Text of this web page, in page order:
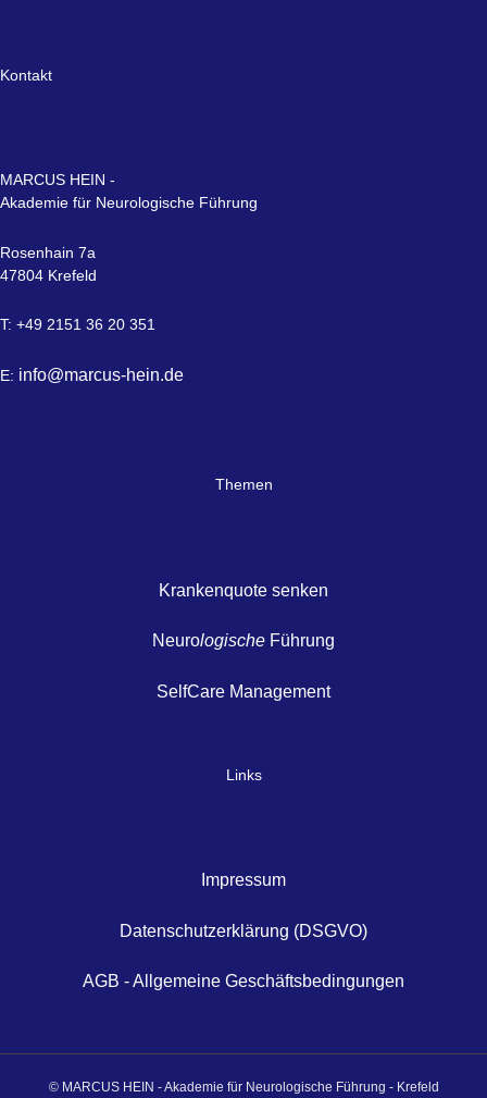
Kontakt
MARCUS HEIN -
Akademie für Neurologische Führung
Rosenhain 7a
47804 Krefeld
T: +49 2151 36 20 351
E: info@marcus-hein.de
Themen
Krankenquote senken
Neurologische Führung
SelfCare Management
Links
Impressum
Datenschutzerklärung (DSGVO)
AGB - Allgemeine Geschäftsbedingungen
© MARCUS HEIN - Akademie für Neurologische Führung - Krefeld